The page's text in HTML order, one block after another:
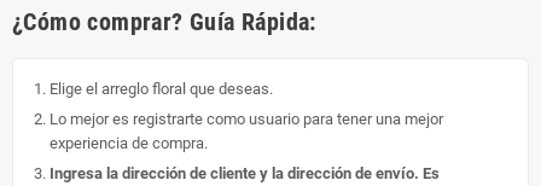
¿Cómo comprar? Guía Rápida:
Elige el arreglo floral que deseas.
Lo mejor es registrarte como usuario para tener una mejor
experiencia de compra.
Ingresa la dirección de cliente y la dirección de envío. Es